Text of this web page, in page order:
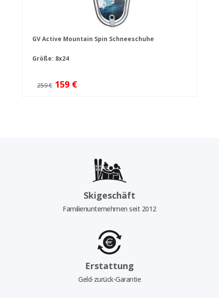
GV Active Mountain Spin Schneeschuhe
Größe: 8x24
259 € 159 €
Skigeschäft
Familienunternehmen seit 2012
Erstattung
Geld-zurück-Garantie